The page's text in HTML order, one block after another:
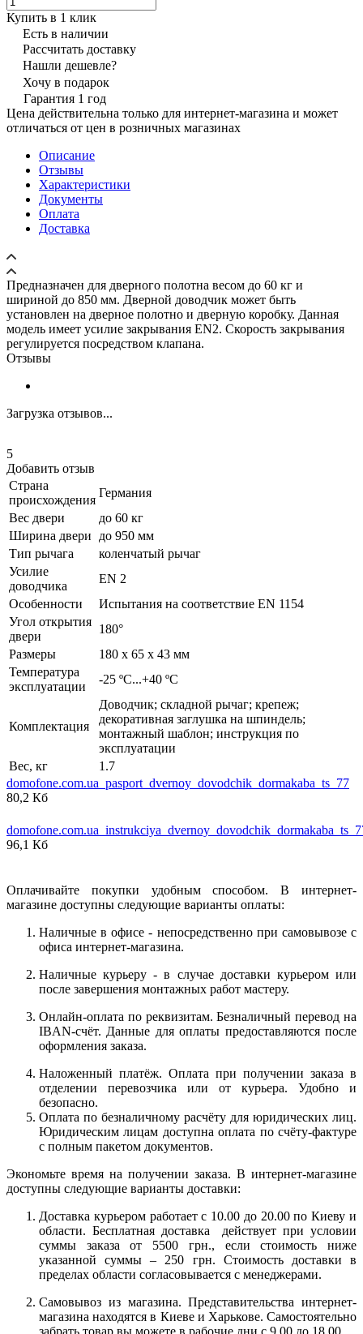
Купить в 1 клик
Есть в наличии
Рассчитать доставку
Нашли дешевле?
Хочу в подарок
Гарантия 1 год
Цена действительна только для интернет-магазина и может
отличаться от цен в розничных магазинах
Описание
Отзывы
Характеристики
Документы
Оплата
Доставка
Предназначен для дверного полотна весом до 60 кг и
шириной до 850 мм. Дверной доводчик может быть
установлен на дверное полотно и дверную коробку. Данная
модель имеет усилие закрывания EN2. Скорость закрывания
регулируется посредством клапана.
Отзывы
Загрузка отзывов...
5
Добавить отзыв
Страна
происхождения
Германия
Вес двери
до 60 кг
Ширина двери
до 950 мм
Тип рычага
коленчатый рычаг
Усилие
доводчика
EN 2
Особенности
Испытания на соответствие EN 1154
Угол открытия
двери
180°
Размеры
180 x 65 x 43 мм
Температура
эксплуатации
-25 ºC...+40 ºC
Комплектация
Доводчик; складной рычаг; крепеж;
декоративная заглушка на шпиндель;
монтажный шаблон; инструкция по
эксплуатации
Вес, кг
1.7
domofone.com.ua_pasport_dvernoy_dovodchik_dormakaba_ts_77
80,2 Кб
96,1 Кб
Оплачивайте покупки удобным способом. В интернет-
магазине доступны следующие варианты оплаты:
Наличные в офисе - непосредственно при самовывозе с
офиса интернет-магазина.
Наличные курьеру - в случае доставки курьером или
после завершения монтажных работ мастеру.
Онлайн-оплата по реквизитам. Безналичный перевод на
IBAN-счёт. Данные для оплаты предоставляются после
оформления заказа.
Наложенный платёж. Оплата при получении заказа в
отделении перевозчика или от курьера. Удобно и
безопасно.
Оплата по безналичному расчёту для юридических лиц.
Юридическим лицам доступна оплата по счёту-фактуре
с полным пакетом документов.
Экономьте время на получении заказа. В интернет-магазине
доступны следующие варианты доставки:
Доставка курьером работает с 10.00 до 20.00 по Киеву и
области. Бесплатная доставка действует при условии
суммы заказа от 5500 грн., если стоимость ниже
указанной суммы – 250 грн. Стоимость доставки в
пределах области согласовывается с менеджерами.
Самовывоз из магазина. Представительства интернет-
магазина находятся в Киеве и Харькове. Самостоятельно
забрать товар вы можете в рабочие дни с 9.00 до 18.00.